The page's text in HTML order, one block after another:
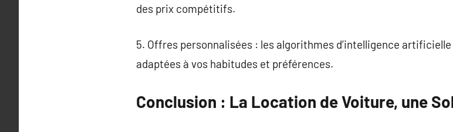
des prix compétitifs.
5. Offres personnalisées : les algorithmes d’intelligence
adaptées à vos habitudes et préférences.
Conclusion : La Location de Voiture, une